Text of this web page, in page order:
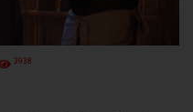
3938